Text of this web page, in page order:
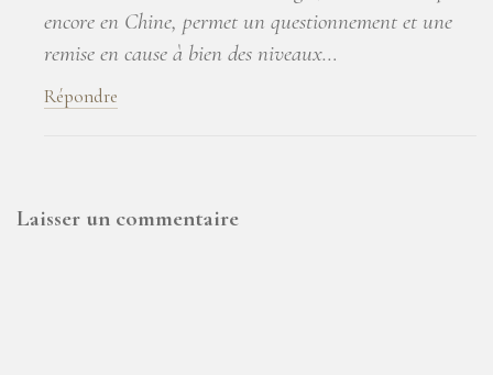
encore en Chine, permet un questionnement et une
remise en cause à bien des niveaux…
Répondre
Laisser un commentaire